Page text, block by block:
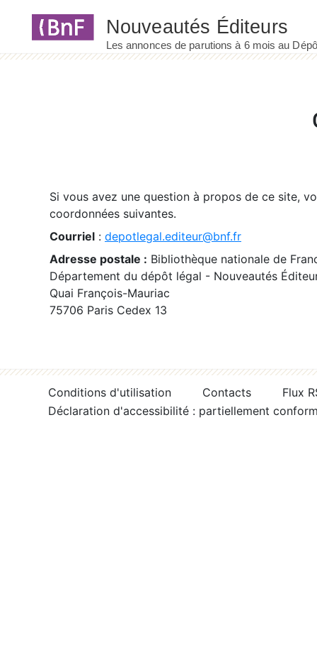
Si vous avez une question à propos de ce site,
coordonnées suivantes.
Courriel : depotlegal.editeur@bnf.fr
Adresse postale : Bibliothèque nationale de
Département du dépôt légal - Nouveautés
Quai François-Mauriac
75706 Paris Cedex 13
Conditions d'utilisation Contacts
Flux
Déclaration d'accessibilité : partiellement